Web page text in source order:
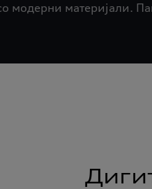
модерни материјали.